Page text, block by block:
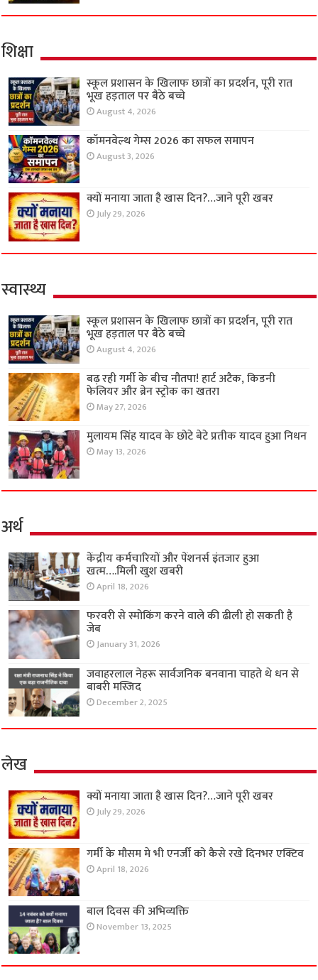
शिक्षा
स्कूल प्रशासन के खिलाफ छात्रों का प्रदर्शन, पूरी रात
भूख हड़ताल पर बैठे बच्चे
August 4, 2026
कॉमनवेल्थ गेम्स 2026 का सफल समापन
August 3, 2026
क्यों मनाया जाता है खास दिन?…जाने पूरी खबर
July 29, 2026
स्वास्थ्य
स्कूल प्रशासन के खिलाफ छात्रों का प्रदर्शन, पूरी रात
भूख हड़ताल पर बैठे बच्चे
August 4, 2026
बढ़ रही गर्मी के बीच नौतपा! हार्ट अटैक, किडनी
फेलियर और ब्रेन स्ट्रोक का खतरा
May 27, 2026
मुलायम सिंह यादव के छोटे बेटे प्रतीक यादव हुआ निधन
May 13, 2026
अर्थ
केंद्रीय कर्मचारियों और पेंशनर्स इंतजार हुआ
खत्म….मिली खुश खबरी
April 18, 2026
फरवरी से स्मोकिंग करने वाले की ढीली हो सकती है
जेब
January 31, 2026
जवाहरलाल नेहरू सार्वजनिक बनवाना चाहते थे धन से
बाबरी मस्जिद
December 2, 2025
लेख
क्यों मनाया जाता है खास दिन?…जाने पूरी खबर
July 29, 2026
गर्मी के मौसम मे भी एनर्जी को कैसे रखे दिनभर एक्टिव
April 18, 2026
बाल दिवस की अभिव्यक्ति
November 13, 2025